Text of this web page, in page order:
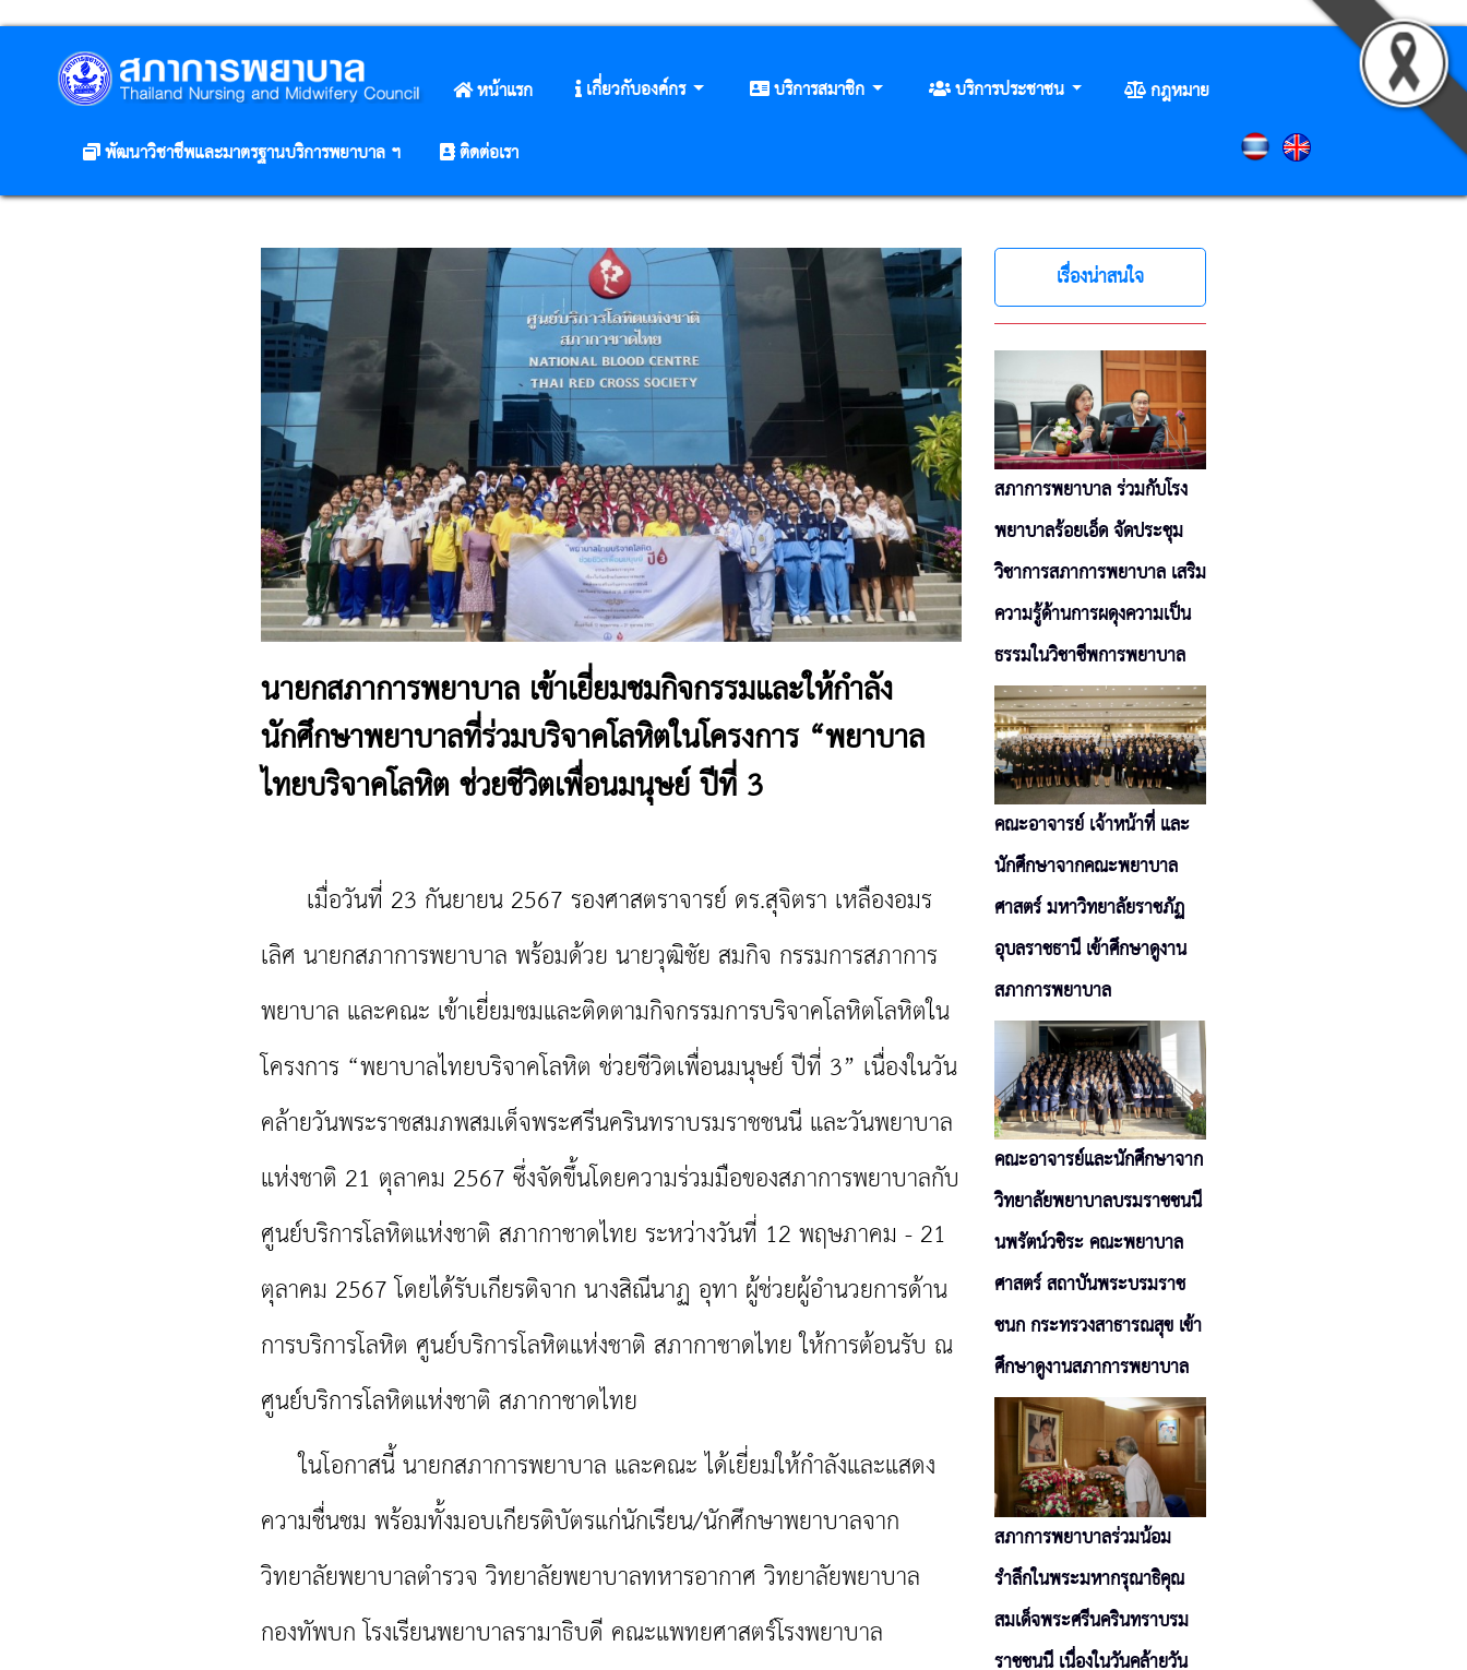
หน้าแรก เกี่ยวกับองค์กร บริการสมาชิก บริการประชาชน
กฎหมาย
พัฒนาวิชาชีพและมาตรฐานบริการพยาบาล ฯ
ติดต่อเรา
นายกสภาการพยาบาล เข้าเยี่ยมชมกิจกรรมและให้กำลัง
นักศึกษาพยาบาลที่ร่วมบริจาคโลหิตในโครงการ “พยาบาล
ไทยบริจาคโลหิต ช่วยชีวิตเพื่อนมนุษย์ ปีที่ 3
เมื่อวันที่ 23 กันยายน 2567 รองศาสตราจารย์ ดร.สุจิตรา เหลืองอมร
เลิศ นายกสภาการพยาบาล พร้อมด้วย นายวุฒิชัย สมกิจ กรรมการสภาการ
พยาบาล และคณะ เข้าเยี่ยมชมและติดตามกิจกรรมการบริจาคโลหิตโลหิตใน
โครงการ “พยาบาลไทยบริจาคโลหิต ช่วยชีวิตเพื่อนมนุษย์ ปีที่ 3” เนื่องในวัน
คล้ายวันพระราชสมภพสมเด็จพระศรีนครินทราบรมราชชนนี และวันพยาบาล
แห่งชาติ 21 ตุลาคม 2567 ซึ่งจัดขึ้นโดยความร่วมมือของสภาการพยาบาลกับ
ศูนย์บริการโลหิตแห่งชาติ สภากาชาดไทย ระหว่างวันที่ 12 พฤษภาคม - 21
ตุลาคม 2567 โดยได้รับเกียรติจาก นางสิณีนาฏ อุทา ผู้ช่วยผู้อำนวยการด้าน
การบริการโลหิต ศูนย์บริการโลหิตแห่งชาติ สภากาชาดไทย ให้การต้อนรับ ณ
ศูนย์บริการโลหิตแห่งชาติ สภากาชาดไทย
ในโอกาสนี้ นายกสภาการพยาบาล และคณะ ได้เยี่ยมให้กำลังและแสดง
ความชื่นชม พร้อมทั้งมอบเกียรติบัตรแก่นักเรียน/นักศึกษาพยาบาลจาก
วิทยาลัยพยาบาลตำรวจ วิทยาลัยพยาบาลทหารอากาศ วิทยาลัยพยาบาล
กองทัพบก โรงเรียนพยาบาลรามาธิบดี คณะแพทยศาสตร์โรงพยาบาล
เรื่องน่าสนใจ
สภาการพยาบาล ร่วมกับโรง
พยาบาลร้อยเอ็ด จัดประชุม
วิชาการสภาการพยาบาล เสริม
ความรู้ด้านการผดุงความเป็น
ธรรมในวิชาชีพการพยาบาล
คณะอาจารย์ เจ้าหน้าที่ และ
นักศึกษาจากคณะพยาบาล
ศาสตร์ มหาวิทยาลัยราชภัฏ
อุบลราชธานี เข้าศึกษาดูงาน
สภาการพยาบาล
คณะอาจารย์และนักศึกษาจาก
วิทยาลัยพยาบาลบรมราชชนนี
นพรัตน์วชิระ คณะพยาบาล
ศาสตร์ สถาบันพระบรมราช
ชนก กระทรวงสาธารณสุข เข้า
ศึกษาดูงานสภาการพยาบาล
สภาการพยาบาลร่วมน้อม
รำลึกในพระมหากรุณาธิคุณ
สมเด็จพระศรีนครินทราบรม
ราชชนนี เนื่องในวันคล้ายวัน